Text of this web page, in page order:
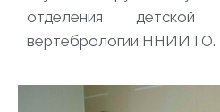
отделения
вертебрологии ННИИТО.